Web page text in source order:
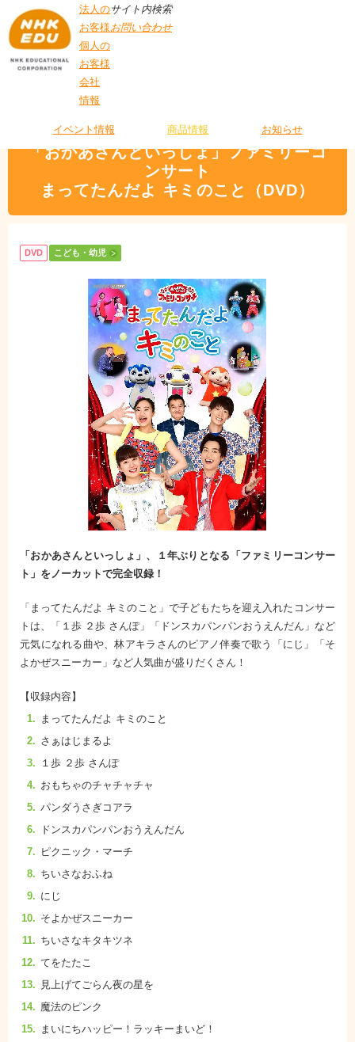
法人の
お客様
個人の
お客様
会社
情報
サイト内検索
お問い合わせ
イベント情報 商品情報 お知らせ
まってたんだよ キミのこと（DVD）
「おかあさんといっしょ」ファミリーコ
ンサート
まってたんだよ キミのこと（DVD）
DVD こども・幼児
「おかあさんといっしょ」、１年ぶりとなる「ファミリーコンサー
ト」をノーカットで完全収録！
「まってたんだよ キミのこと」で子どもたちを迎え入れたコンサー
トは、「１歩 ２歩 さんぽ」「ドンスカパンパンおうえんだん」など
元気になれる曲や、林アキラさんのピアノ伴奏で歌う「にじ」「そ
よかぜスニーカー」など人気曲が盛りだくさん！
【収録内容】
まってたんだよ キミのこと
さぁはじまるよ
１歩 ２歩 さんぽ
おもちゃのチャチャチャ
パンダうさぎコアラ
ドンスカパンパンおうえんだん
ピクニック・マーチ
ちいさなおふね
にじ
そよかぜスニーカー
ちいさなキタキツネ
てをたたこ
見上げてごらん夜の星を
魔法のピンク
まいにちハッピー！ラッキーまいど！